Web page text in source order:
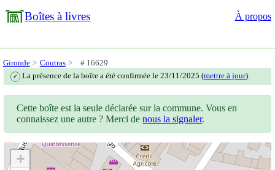
Boîtes à livres À propos
Gironde Coutras # 16629
✓ La présence de la boîte a été confirmée le 23/11/2025 (mettre à jour).
Cette boîte est la seule déclarée sur la commune. Vous en
connaissez une autre ? Merci denous la signaler.
+